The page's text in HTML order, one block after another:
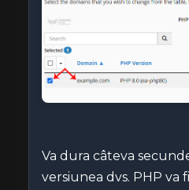
Va dura câteva
versiunea dvs. PHP va